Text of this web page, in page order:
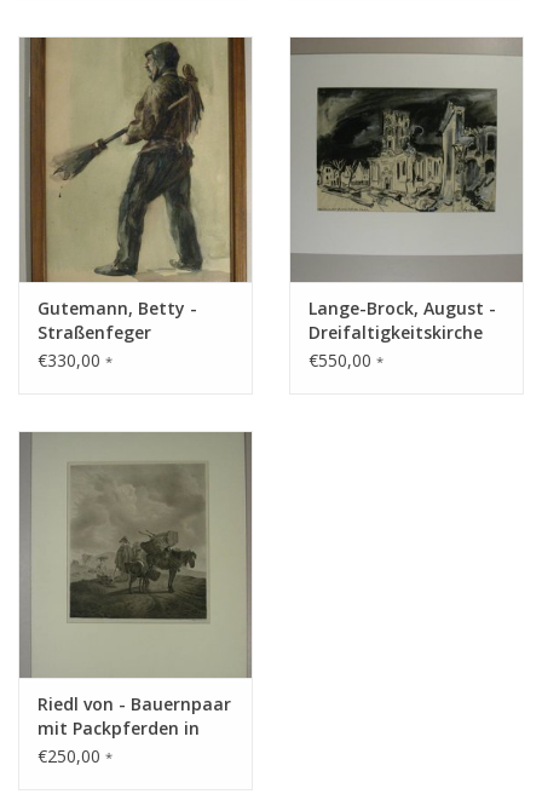
Kunst-Doku
Gutemann, Betty -
Straßenfeger
€330,00 *
Lange-Brock, August -
Dreifaltigkeitskirche
Altona 1943
€550,00 *
Riedl von - Bauernpaar
mit Packpferden in
karger
€250,00 *